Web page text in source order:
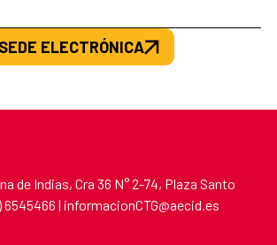
SEDE ELECTRÓNICA
de Indias, Cra 36 N° 2-74, Plaza Santo
| informacionCTG@aecid.es